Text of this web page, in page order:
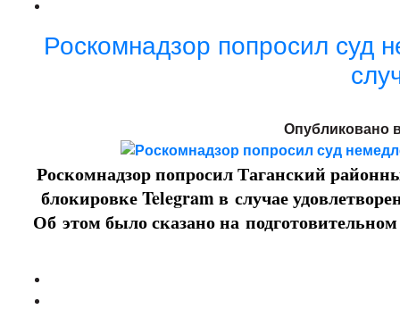
Роскомнадзор попросил суд
Опубликовано
Роскомнадзор попросил Таганский
блокировке Telegram в случае
Об этом было сказано на